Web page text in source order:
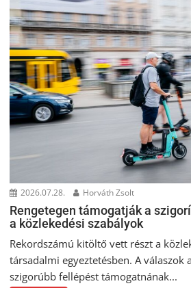
2026.07.28. Horváth Zsolt
Rengetegen támogatják a
a közlekedési szabályok
Rekordszámú kitöltő vett részt a
társadalmi egyeztetésben. A válaszok
szigorúbb fellépést támogatnának...